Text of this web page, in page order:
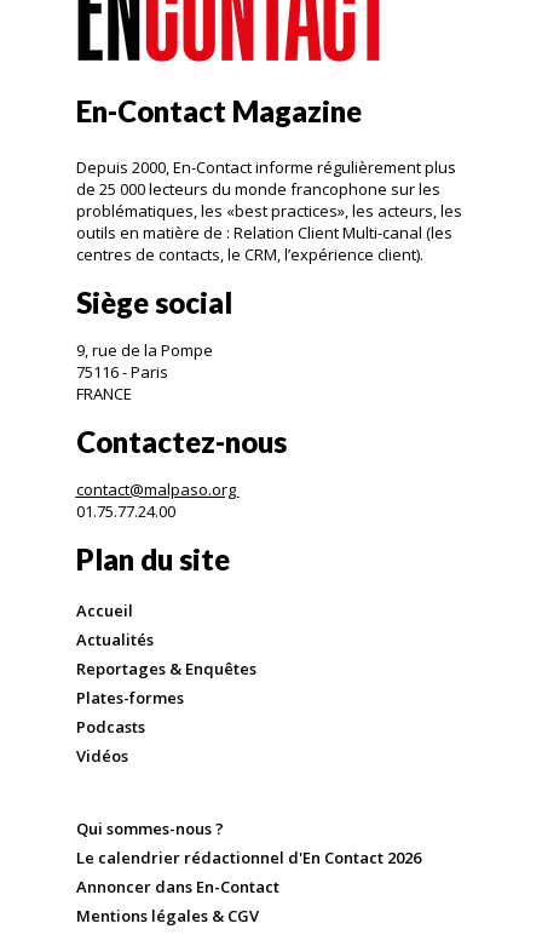
En-Contact Magazine
Depuis 2000, En-Contact informe régulièrement plus
de 25 000 lecteurs du monde francophone sur les
problématiques, les «best practices», les acteurs, les
outils en matière de : Relation Client Multi-canal (les
centres de contacts, le CRM, l’expérience client).
Siège social
9, rue de la Pompe
75116 - Paris
FRANCE
Contactez-nous
contact@malpaso.org
01.75.77.24.00
Plan du site
Accueil
Actualités
Reportages & Enquêtes
Plates-formes
Podcasts
Vidéos
Qui sommes-nous ?
Le calendrier rédactionnel d'En Contact 2026
Annoncer dans En-Contact
Mentions légales & CGV